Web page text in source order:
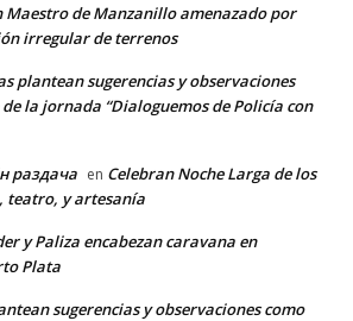
Maestro de Manzanillo amenazado por
irregular de terrenos
plantean sugerencias y observaciones
la jornada “Dialoguemos de Policía con
раздача en Celebran Noche Larga de los
teatro, y artesanía
y Paliza encabezan caravana en
Plata
sugerencias y observaciones como